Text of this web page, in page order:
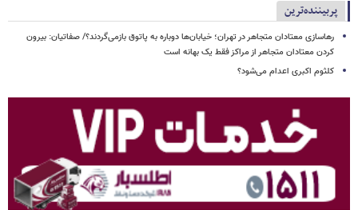
پربیننده‌ترین
رهاسازی معتادان متجاهر در تهران؛ خیابان‌ها دوباره به پاتوق بازمی‌گردند؟/ صفاتیان: بیرون
کردن معتادان متجاهر از مراکز فقط یک بهانه است
کلثوم اکبری اعدام می‌شود؟